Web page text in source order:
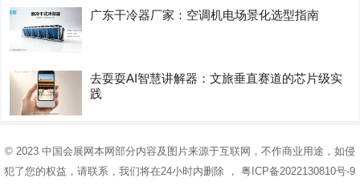
广东干冷器厂家：空调机电场景化选型指南
去耍耍AI智慧讲解器：文旅垂直赛道的芯片级实
践
© 2023 中国会展网本网部分内容及图片来源于互联网，不作商业用途，如侵
犯了您的权益，请联系，我们将在24小时内删除 ，粤ICP备2022130810号-9